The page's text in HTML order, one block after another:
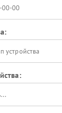
устройства